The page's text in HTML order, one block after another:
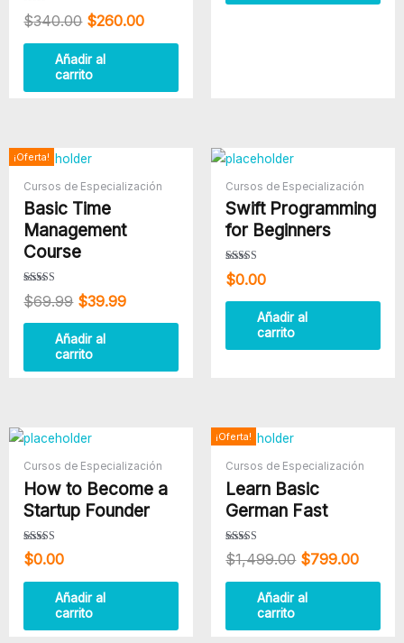
Valorado
con
de
$340.00 $260.00
Añadir al
carrito
¡Oferta!
Cursos de Especialización
Basic Time
Management
Course
Valorado con
5.00
$69.99
El
original
era:
$69.99.
$39.99
actual
$39.99.
Añadir al
carrito
Cursos de Especialización
Swift Programming
for Beginners
Valorado
con
de 5
$0.00
Añadir al
carrito
Cursos de Especialización
How to Become a
Startup Founder
Valorado con
5.00
$0.00
Añadir al
carrito
¡Oferta!
Cursos de Especialización
Learn Basic
German Fast
Valorado
con
de 5
$1,499.00
original
era:
$1,499.00.
$799.00
actual
Añadir al
carrito